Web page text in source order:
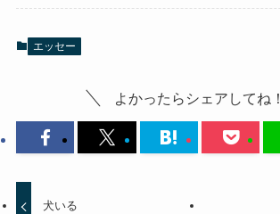
エッセー
よかったらシェアしてね！
犬いる